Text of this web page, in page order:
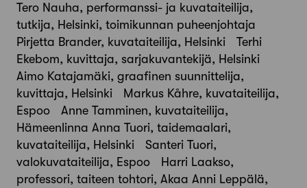
Tero Nauha, performanssi- ja kuvataiteilija,
tutkija, Helsinki, toimikunnan puheenjohtaja
Pirjetta Brander, kuvataiteilija, Helsinki Terhi
Ekebom, kuvittaja, sarjakuvantekijä, Helsinki
Aimo Katajamäki, graafinen suunnittelija,
kuvittaja, Helsinki Markus Kåhre, kuvataiteilija,
Espoo Anne Tamminen, kuvataiteilija,
Hämeenlinna Anna Tuori, taidemaalari,
kuvataiteilija, Helsinki Santeri Tuori,
valokuvataiteilija, Espoo Harri Laakso,
professori, taiteen tohtori, Akaa Anni Leppälä,